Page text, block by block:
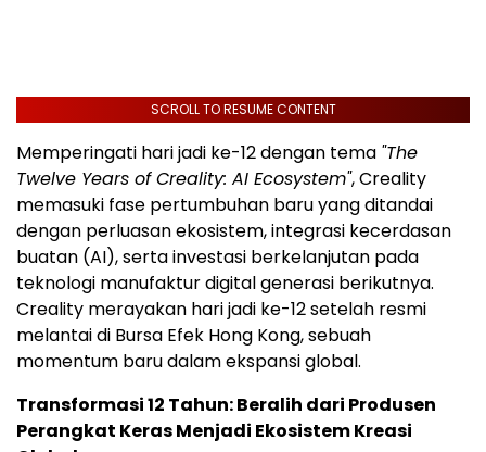
SCROLL TO RESUME CONTENT
Memperingati hari jadi ke-12 dengan tema "The
Twelve Years of Creality: AI Ecosystem", Creality
memasuki fase pertumbuhan baru yang ditandai
dengan perluasan ekosistem, integrasi kecerdasan
buatan (AI), serta investasi berkelanjutan pada
teknologi manufaktur digital generasi berikutnya.
Creality merayakan hari jadi ke-12 setelah resmi
melantai di Bursa Efek Hong Kong, sebuah
momentum baru dalam ekspansi global.
Transformasi 12 Tahun: Beralih dari Produsen
Perangkat Keras Menjadi Ekosistem Kreasi